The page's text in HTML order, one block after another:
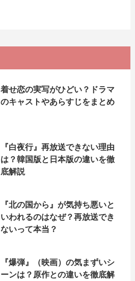
着せ恋の実写がひどい？ドラマ
のキャストやあらすじをまとめ
『白夜行』再放送できない理由
は？韓国版と日本版の違いを徹
底解説
『北の国から』が気持ち悪いと
いわれるのはなぜ？再放送でき
ないって本当？
『爆弾』（映画）の気まずいシ
ーンは？原作との違いを徹底解